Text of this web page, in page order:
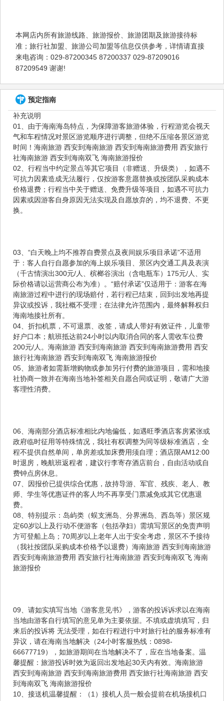
本网店内所有旅游线路、旅游报价、旅游团期及旅游接待标
准；旅行社加盟、旅游公司加盟等信息仅供参考，详情请直接
来电咨询：029-87200345 87200337 029-87209016
87209549 谢谢!
预定指南
补充说明
01、由于海南海岛特点，为保障游客旅游体验，行程游览会视天
气和车程情况对景区游览顺序进行调整，但绝不压缩各景区游览
时间！海南旅游 西安到海南旅游 西安到海南旅游费用 西安旅行
社海南旅游 西安到海南双飞 海南旅游报价
02、行程当中约定景点等其它项目（非赠送、升级类），如遇不
可抗力因素造成无法履行，仅按游客意愿替换或按团队采购成本
价格退费；行程当中关于赠送、免费升级等项目，如遇不可抗力
因素或因游客自身原因无法实现及自愿放弃的，均不退费、不更
换。
03、“白天晚上均不推荐自费景点及夜间娱乐项目承诺”不适用
于：客人自行自愿参加的海上娱乐项目、景区内交通工具及表演
（千古情演出300元/人、槟榔谷演出（含电瓶车）175元/人、实
际价格请以运营商公布为准）。“赔付承诺”仅适用于：游客在海
南旅游过程中进行的现场赔付，若行程已结束，回到出发地再提
异议或投诉，我社概不受理；在法律允许范围内，最终解释权归
海南地接社所有。
04、折扣机票，不可退票、改签，请成人带好有效证件，儿童带
好户口本；航班抵达前24小时以内取消合同的客人需收车位费
200元/人。海南旅游 西安到海南旅游 西安到海南旅游费用 西安
旅行社海南旅游 西安到海南双飞 海南旅游报价
05、旅游者如需新增购物或参加另行付费的旅游项目，需和地接
社协商一致并在海南当地补签相关自愿合同或证明，敬请广大游
客理性消费。
06、海南部分酒店标准相比内地偏低，如遇旺季酒店客房紧张或
政府临时征用等特殊情况，我社有权调整为同等级标准酒店，全
程不提供自然单间，单房差或加床费用须自理；酒店限AM12:00
时退房，晚航班返程者，建议行李寄存酒店前台，自由活动或自
费钟点房休息。
07、因报价已提供综合优惠，故持导游、军官、残疾、老人、教
师、学生等优惠证件的客人均不再享受门票减免或其它优惠退
费。
08、特别提示：岛屿类（蜈支洲岛、分界洲岛、西岛等）景区规
定60岁以上及行动不便游客（包括孕妇）需填写景区的免责声明
方可登船上岛；70周岁以上老年人出于安全考虑，景区不予接待
（我社按团队采购成本价格予以退费）海南旅游 西安到海南旅游
西安到海南旅游费用 西安旅行社海南旅游 西安到海南双飞 海南
旅游报价
09、请如实填写当地《游客意见书》，游客的投诉诉求以在海南
当地由游客自行填写的意见单为主要依据。不填或虚填填写，归
来后的投诉将 无法受理，如在行程进行中对旅行社的服务标准有
异议，请在海南当地解决（24小时客服热线：0898-
66677719），如旅游期间在当地解决不了，应在当地备案。温
馨提醒：旅游投诉时效为返回出发地起30天内有效。海南旅游
西安到海南旅游 西安到海南旅游费用 西安旅行社海南旅游 西安
到海南双飞 海南旅游报价
10、接送机温馨提醒：（1）接机人员一般会提前在机场接机口